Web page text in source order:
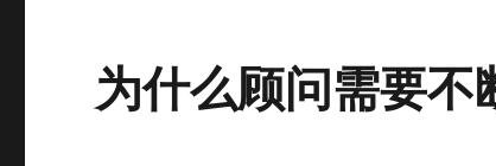
为什么顾问需要不